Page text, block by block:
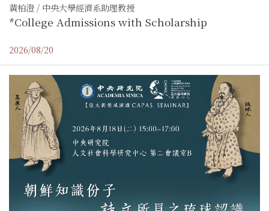
黃柏澄 / 中央大學經濟系助理教授
*College Admissions with Scholarship
2026/08/20